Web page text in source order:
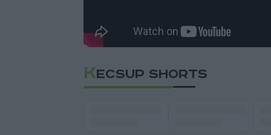
KECSUP SHORTS